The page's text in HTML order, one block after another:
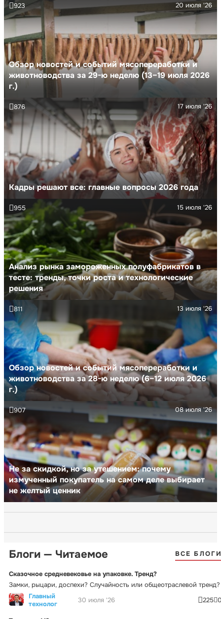
Обзор новостей и событий мясопереработки и
животноводства за 29-ю неделю (13–19 июля 2026
г.)
20 июля '26
923
Кадры решают все: главные вопросы 2026 года
17 июля '26
876
Анализ рынка замороженных полуфабрикатов в
тесте: тренды, точки роста и технологические
решения
15 июля '26
955
Обзор новостей и событий мясопереработки и
животноводства за 28-ю неделю (6–12 июля 2026
г.)
13 июля '26
811
Не за скидкой, но за утешением: почему
измученный покупатель на самом деле выбирает
не желтый ценник
08 июля '26
907
Блоги — Читаемое ВСЕ
Сказочное средневековье на упаковке. Тренд?
Замки, рыцари, доспехи? Случайность или общеотраслевой тренд?
Главный
технолог
30 июля '26 225